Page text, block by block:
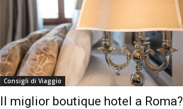
Consigli di Viaggio
Il miglior boutique hotel a Roma?